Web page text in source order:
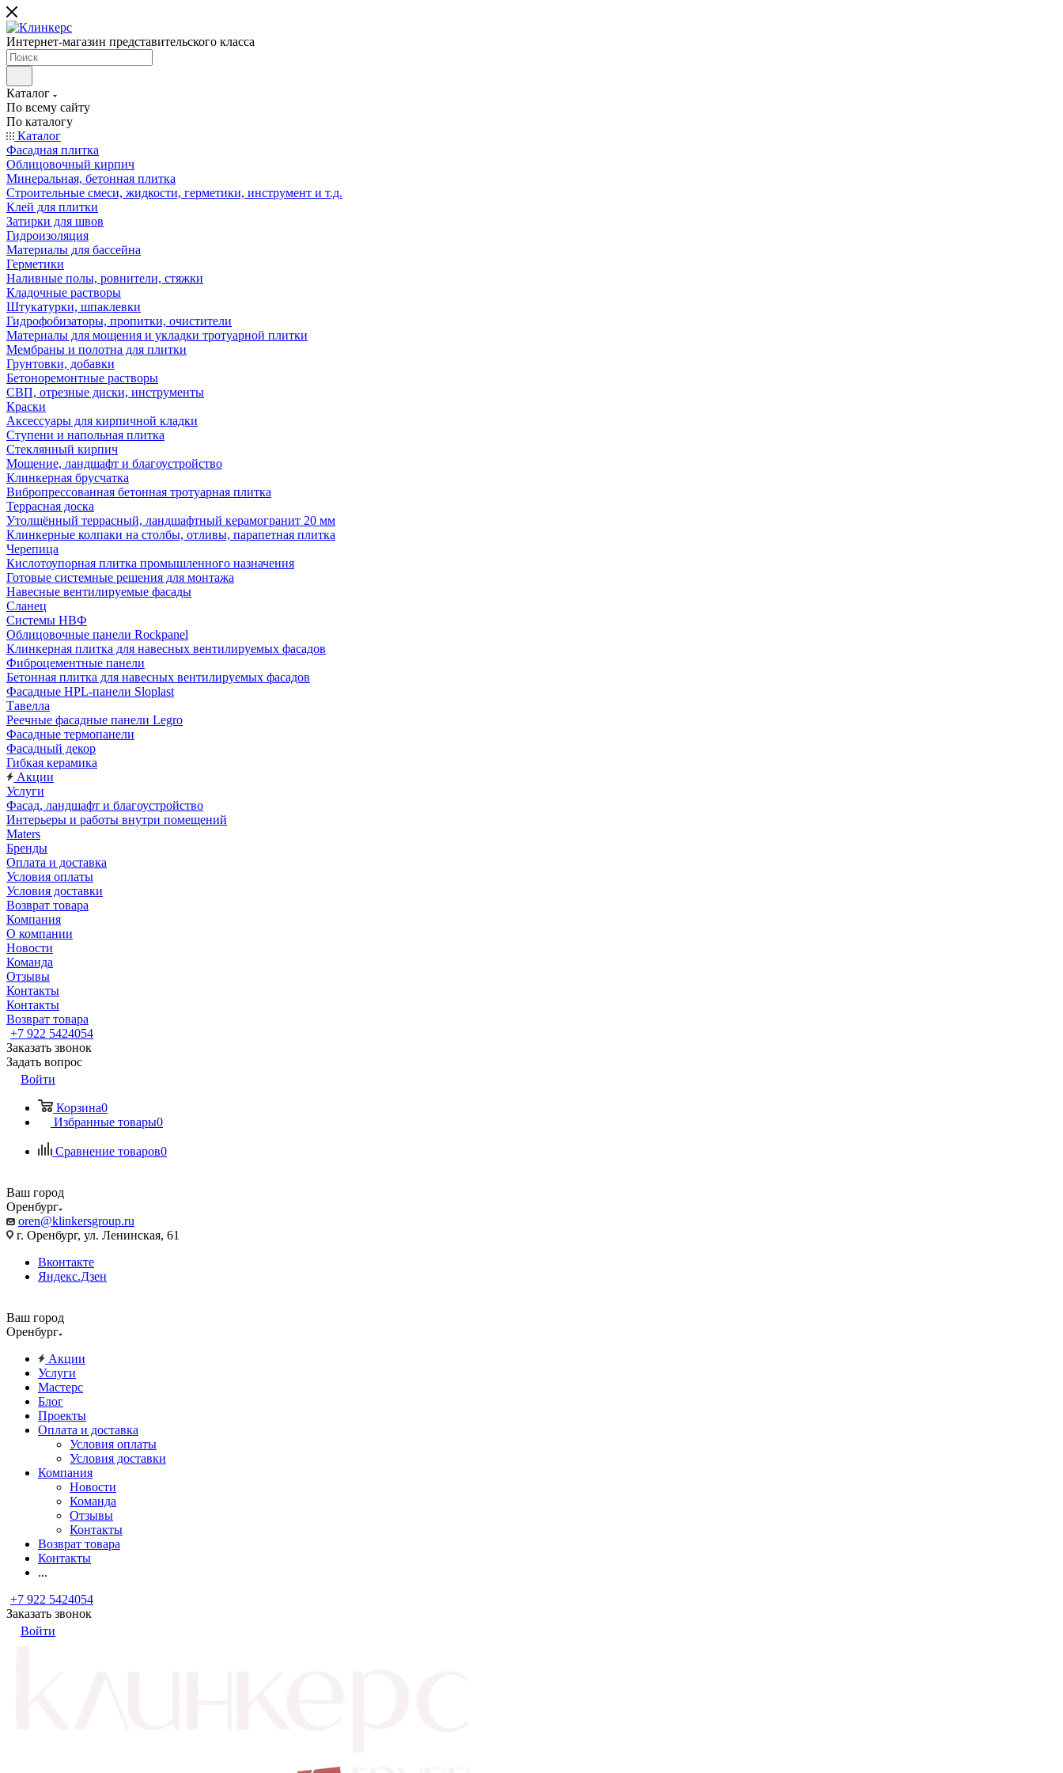
Интернет-магазин представительского класса
Каталог
По всему сайту
По каталогу
Каталог
Фасадная плитка
Облицовочный кирпич
Минеральная, бетонная плитка
Строительные смеси, жидкости, герметики, инструмент и т.д.
Клей для плитки
Затирки для швов
Гидроизоляция
Материалы для бассейна
Герметики
Наливные полы, ровнители, стяжки
Кладочные растворы
Штукатурки, шпаклевки
Гидрофобизаторы, пропитки, очистители
Материалы для мощения и укладки тротуарной плитки
Мембраны и полотна для плитки
Грунтовки, добавки
Бетоноремонтные растворы
СВП, отрезные диски, инструменты
Краски
Аксессуары для кирпичной кладки
Ступени и напольная плитка
Cтеклянный кирпич
Мощение, ландшафт и благоустройство
Клинкерная брусчатка
Вибропрессованная бетонная тротуарная плитка
Террасная доска
Утолщённый террасный, ландшафтный керамогранит 20 мм
Клинкерные колпаки на столбы, отливы, парапетная плитка
Черепица
Кислотоупорная плитка промышленного назначения
Готовые системные решения для монтажа
Навесные вентилируемые фасады
Сланец
Системы НВФ
Облицовочные панели Rockpanel
Клинкерная плитка для навесных вентилируемых фасадов
Фиброцементные панели
Бетонная плитка для навесных вентилируемых фасадов
Фасадные HPL-панели Sloplast
Тавелла
Реечные фасадные панели Legro
Фасадные термопанели
Фасадный декор
Гибкая керамика
Акции
Услуги
Фасад, ландшафт и благоустройство
Интерьеры и работы внутри помещений
Maters
Бренды
Оплата и доставка
Условия оплаты
Условия доставки
Возврат товара
Компания
О компании
Новости
Команда
Отзывы
Контакты
Контакты
Возврат товара
+7 922 5424054
Заказать звонок
Задать вопрос
Войти
Корзина0
Избранные товары0
Сравнение товаров0
Ваш город
Оренбург
oren@klinkersgroup.ru
г. Оренбург, ул. Ленинская, 61
Вконтакте
Яндекс.Дзен
Ваш город
Оренбург
Акции
Услуги
Мастерс
Блог
Проекты
Оплата и доставка
Условия оплаты
Условия доставки
Компания
Новости
Команда
Отзывы
Контакты
Возврат товара
Контакты
...
+7 922 5424054
Заказать звонок
Войти